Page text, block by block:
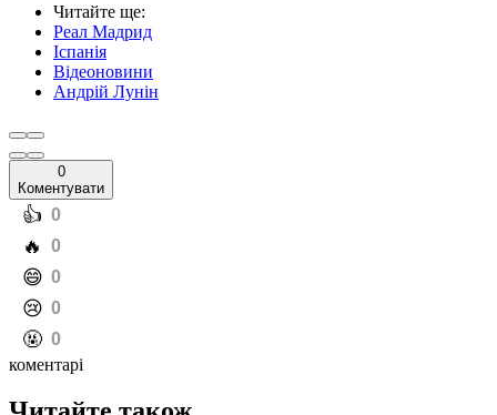
Читайте ще:
Реал Мадрид
Іспанія
Відеоновини
Андрій Лунін
0
Коментувати
️👍 0
️🔥 0
️😄 0
️😢 0
️🤬 0
коментарі